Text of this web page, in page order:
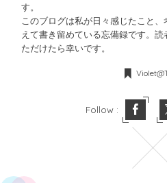
す。
このブログは私が日々感じたこと
えて書き留めている忘備録です。
ただけたら幸いです。
Follow :